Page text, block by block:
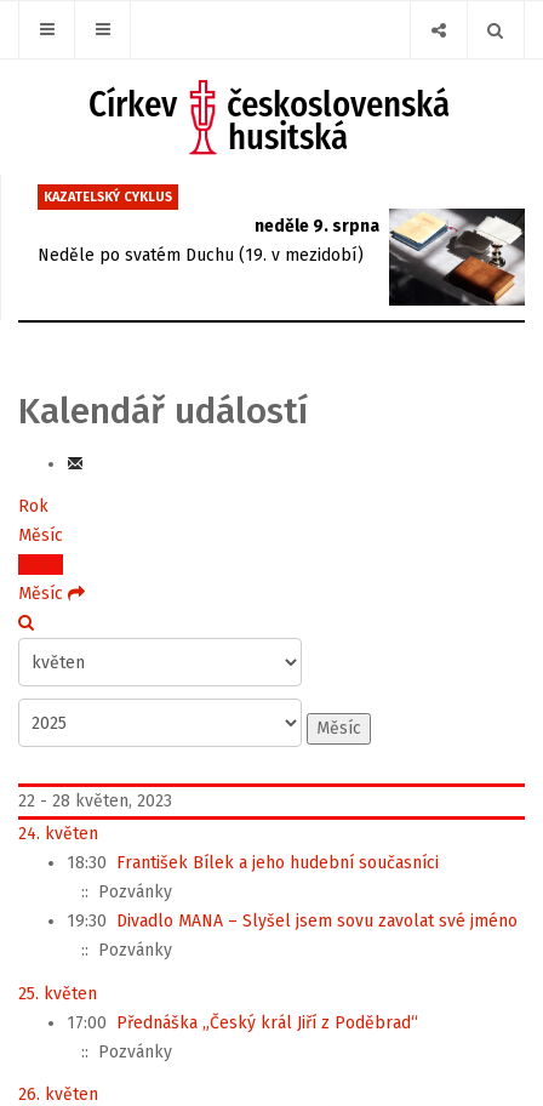
KAZATELSKÝ CYKLUS
neděle 9. srpna
Neděle po svatém Duchu (19. v mezidobí)
Kalendář událostí
Rok
Měsíc
Týden
Měsíc
Měsíc
22 - 28 květen, 2023
24. květen
18:30 František Bílek a jeho hudební současníci
:: Pozvánky
19:30 Divadlo MANA – Slyšel jsem sovu zavolat své jméno
:: Pozvánky
25. květen
17:00 Přednáška „Český král Jiří z Poděbrad“
:: Pozvánky
26. květen